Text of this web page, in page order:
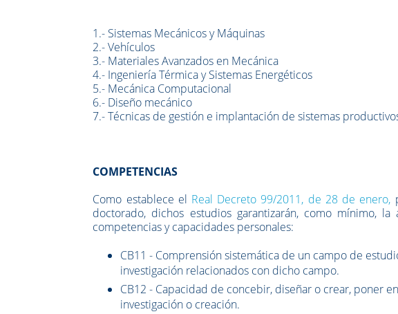
1.- Sistemas Mecánicos y Máquinas
2.- Vehículos
3.- Materiales Avanzados en Mecánica
4.- Ingeniería Térmica y Sistemas Energéticos
5.- Mecánica Computacional
6.- Diseño mecánico
7.- Técnicas de gestión e implantación de sistemas
COMPETENCIAS
Como establece el Real Decreto 99/2011, de 28 de enero,
doctorado, dichos estudios garantizarán, como mínimo,
competencias y capacidades personales:
CB11 - Comprensión sistemática de un campo de
investigación relacionados con dicho campo.
CB12 - Capacidad de concebir, diseñar o crear, poner
investigación o creación.